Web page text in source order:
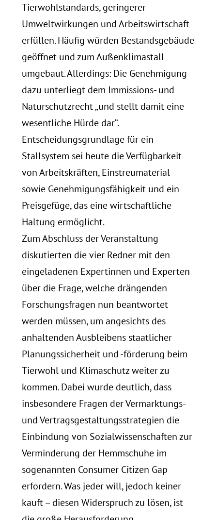
Tierwohlstandards, geringerer
Umweltwirkungen und Arbeitswirtschaft
erfüllen. Häufig würden Bestandsgebäude
geöffnet und zum Außenklimastall
umgebaut. Allerdings: Die Genehmigung
dazu unterliegt dem Immissions- und
Naturschutzrecht „und stellt damit eine
wesentliche Hürde dar“.
Entscheidungsgrundlage für ein
Stallsystem sei heute die Verfügbarkeit
von Arbeitskräften, Einstreumaterial
sowie Genehmigungsfähigkeit und ein
Preisgefüge, das eine wirtschaftliche
Haltung ermöglicht.
Zum Abschluss der Veranstaltung
diskutierten die vier Redner mit den
eingeladenen Expertinnen und Experten
über die Frage, welche drängenden
Forschungsfragen nun beantwortet
werden müssen, um angesichts des
anhaltenden Ausbleibens staatlicher
Planungssicherheit und -förderung beim
Tierwohl und Klimaschutz weiter zu
kommen. Dabei wurde deutlich, dass
insbesondere Fragen der Vermarktungs-
und Vertragsgestaltungsstrategien die
Einbindung von Sozialwissenschaften zur
Verminderung der Hemmschuhe im
sogenannten Consumer Citizen Gap
erfordern. Was jeder will, jedoch keiner
kauft – diesen Widerspruch zu lösen, ist